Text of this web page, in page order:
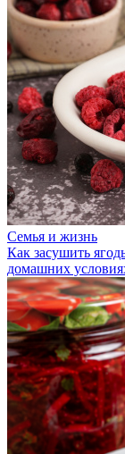
Семья и жизнь
Как засушить
домашних